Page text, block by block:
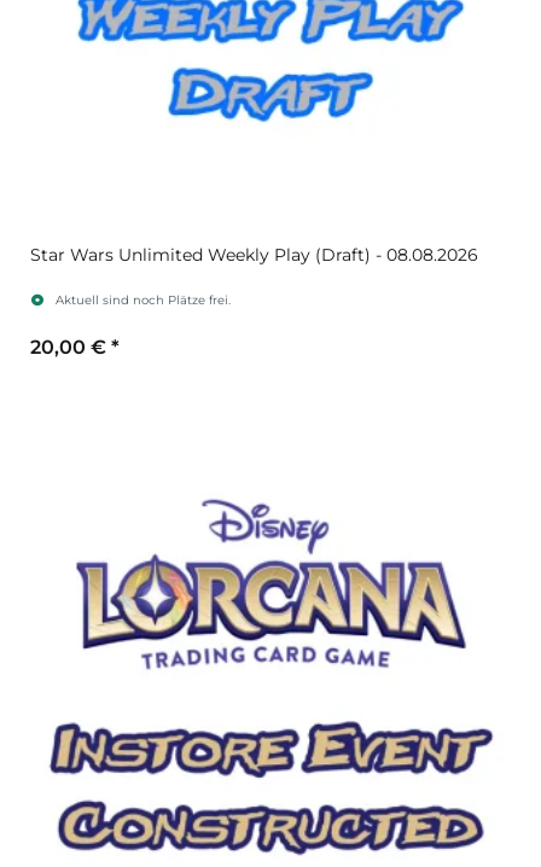
Star Wars Unlimited Weekly Play (Draft) - 08.08.2026
Aktuell sind noch Plätze frei.
20,00 € *